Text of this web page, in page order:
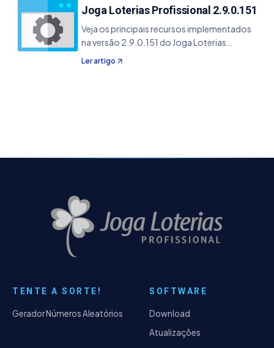
Joga Loterias Profissional 2.9.0.151
Veja os principais recursos implementados
na versão 2.9.0.151 do Joga Loterias
Profissional. - Atualizado os novos valores
de apostas para os jogos da Mega Sena,
Ler artigo
TENTE A SORTE!
Gerador Números Aleatórios
SOFTWARE
Download
Atualizações